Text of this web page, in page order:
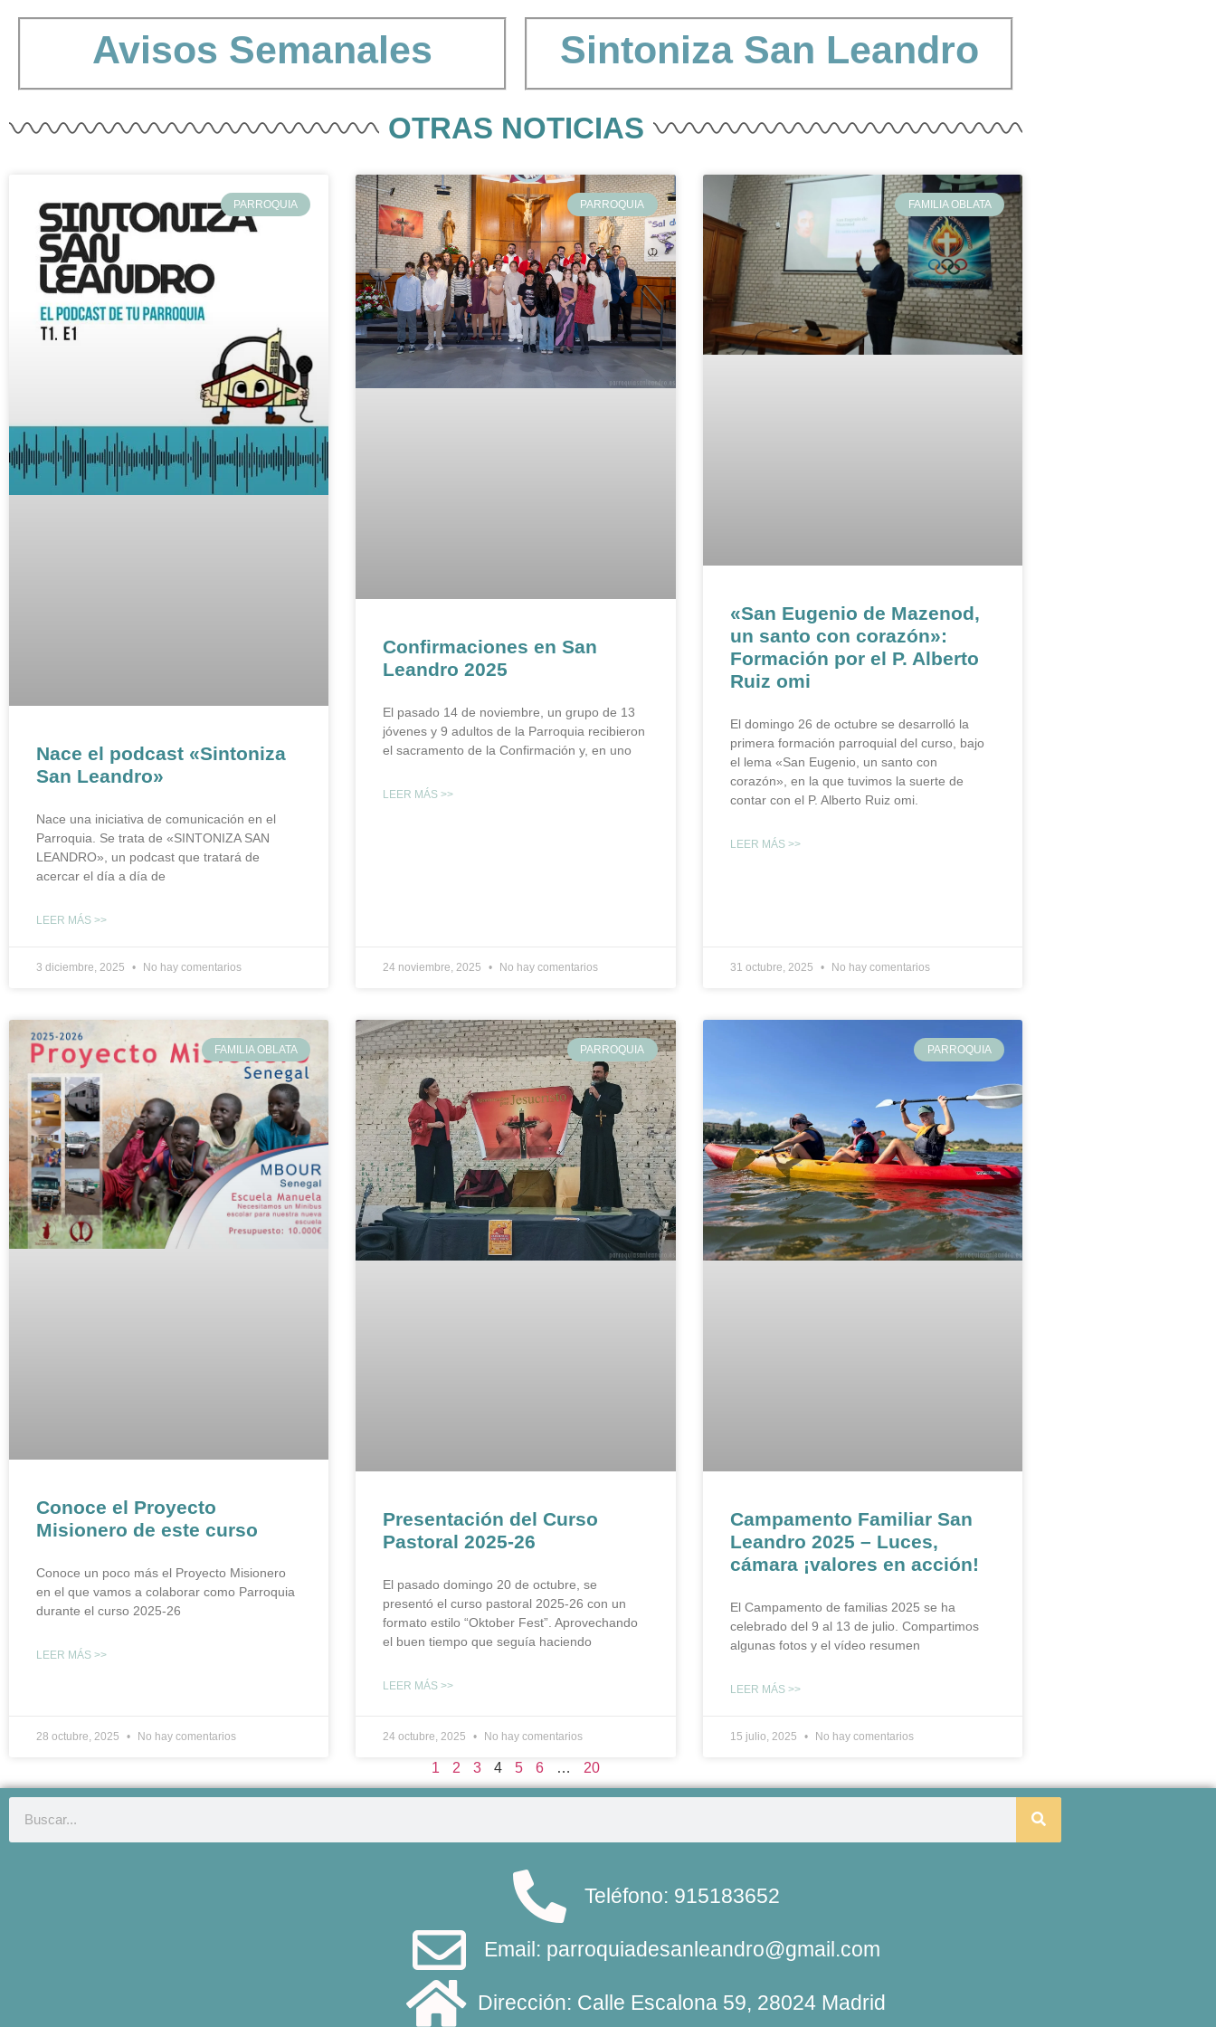
Avisos Semanales Sintoniza San Leandro
OTRAS NOTICIAS
PARROQUIA
Nace el podcast «Sintoniza
San Leandro»
Nace una iniciativa de comunicación en el
Parroquia. Se trata de «SINTONIZA SAN
LEANDRO», un podcast que tratará de
acercar el día a día de
LEER MÁS >>
3 diciembre, 2025 No hay comentarios
PARROQUIA
Confirmaciones en San
Leandro 2025
El pasado 14 de noviembre, un grupo de 13
jóvenes y 9 adultos de la Parroquia recibieron
el sacramento de la Confirmación y, en uno
LEER MÁS >>
24 noviembre, 2025 No hay comentarios
FAMILIA OBLATA
«San Eugenio de Mazenod,
un santo con corazón»:
Formación por el P. Alberto
Ruiz omi
El domingo 26 de octubre se desarrolló la
primera formación parroquial del curso, bajo
el lema «San Eugenio, un santo con
corazón», en la que tuvimos la suerte de
contar con el P. Alberto Ruiz omi.
LEER MÁS >>
31 octubre, 2025 No hay comentarios
FAMILIA OBLATA
Conoce el Proyecto
Misionero de este curso
Conoce un poco más el Proyecto Misionero
en el que vamos a colaborar como Parroquia
durante el curso 2025-26
LEER MÁS >>
28 octubre, 2025 No hay comentarios
PARROQUIA
Presentación del Curso
Pastoral 2025-26
El pasado domingo 20 de octubre, se
presentó el curso pastoral 2025-26 con un
formato estilo “Oktober Fest”. Aprovechando
el buen tiempo que seguía haciendo
LEER MÁS >>
24 octubre, 2025 No hay comentarios
PARROQUIA
Campamento Familiar San
Leandro 2025 – Luces,
cámara ¡valores en acción!
El Campamento de familias 2025 se ha
celebrado del 9 al 13 de julio. Compartimos
algunas fotos y el vídeo resumen
LEER MÁS >>
15 julio, 2025 No hay comentarios
1 2 3 4 5 6 … 20
Teléfono: 915183652
Email: parroquiadesanleandro@gmail.com
Dirección: Calle Escalona 59, 28024 Madrid